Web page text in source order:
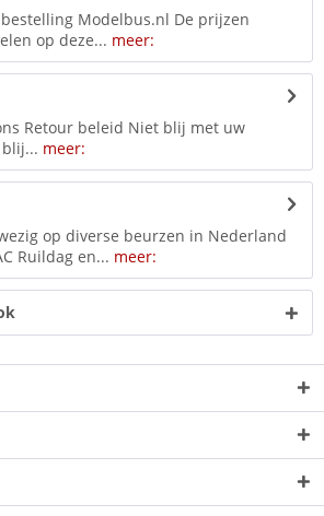
Modelbus.nl De prijzen
op deze... meer:
Retour beleid Niet blij met uw
meer:
op diverse beurzen in Nederland
Ruildag en... meer: